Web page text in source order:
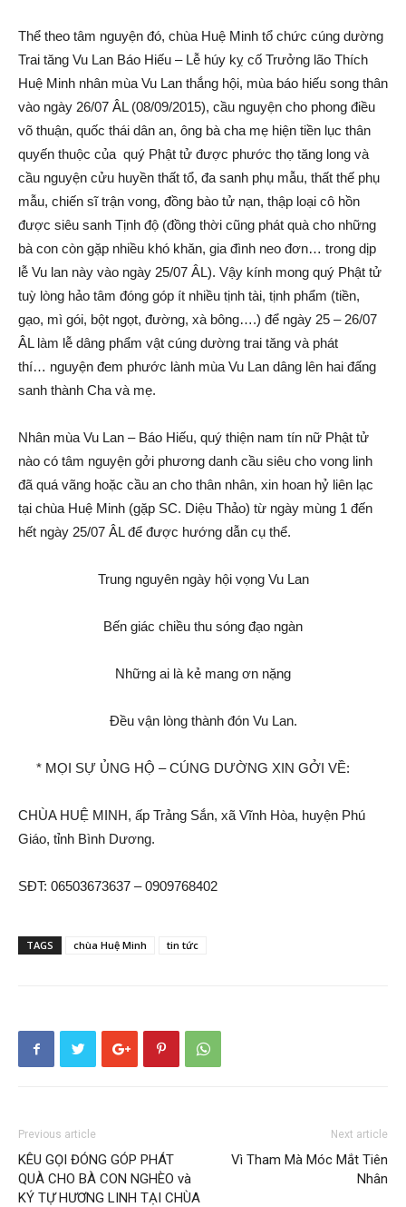
Thể theo tâm nguyện đó, chùa Huệ Minh tổ chức cúng dường
Trai tăng Vu Lan Báo Hiếu – Lễ húy kỵ cố Trưởng lão Thích
Huệ Minh nhân mùa Vu Lan thắng hội, mùa báo hiếu song thân
vào ngày 26/07 ÂL (08/09/2015), cầu nguyện cho phong điều
võ thuận, quốc thái dân an, ông bà cha mẹ hiện tiền lục thân
quyến thuộc của quý Phật tử được phước thọ tăng long và
cầu nguyện cửu huyền thất tổ, đa sanh phụ mẫu, thất thế phụ
mẫu, chiến sĩ trận vong, đồng bào tử nạn, thập loại cô hồn
được siêu sanh Tịnh độ (đồng thời cũng phát quà cho những
bà con còn gặp nhiều khó khăn, gia đình neo đơn… trong dịp
lễ Vu lan này vào ngày 25/07 ÂL). Vậy kính mong quý Phật tử
tuỳ lòng hảo tâm đóng góp ít nhiều tịnh tài, tịnh phẩm (tiền,
gạo, mì gói, bột ngọt, đường, xà bông….) để ngày 25 – 26/07
ÂL làm lễ dâng phẩm vật cúng dường trai tăng và phát
thí… nguyện đem phước lành mùa Vu Lan dâng lên hai đấng
sanh thành Cha và mẹ.
Nhân mùa Vu Lan – Báo Hiếu, quý thiện nam tín nữ Phật tử
nào có tâm nguyện gởi phương danh cầu siêu cho vong linh
đã quá vãng hoặc cầu an cho thân nhân, xin hoan hỷ liên lạc
tại chùa Huệ Minh (gặp SC. Diệu Thảo) từ ngày mùng 1 đến
hết ngày 25/07 ÂL để được hướng dẫn cụ thể.
Trung nguyên ngày hội vọng Vu Lan
Bến giác chiều thu sóng đạo ngàn
Những ai là kẻ mang ơn nặng
Đều vận lòng thành đón Vu Lan.
* MỌI SỰ ỦNG HỘ – CÚNG DƯỜNG XIN GỞI VỀ:
CHÙA HUỆ MINH, ấp Trảng Sắn, xã Vĩnh Hòa, huyện Phú
Giáo, tỉnh Bình Dương.
SĐT: 06503673637 – 0909768402
TAGS chùa Huệ Minh tin tức
Previous article
KÊU GỌI ĐÓNG GÓP PHÁT
QUÀ CHO BÀ CON NGHÈO và
KÝ TỰ HƯƠNG LINH TẠI CHÙA
Next article
Vì Tham Mà Móc Mắt Tiên
Nhân